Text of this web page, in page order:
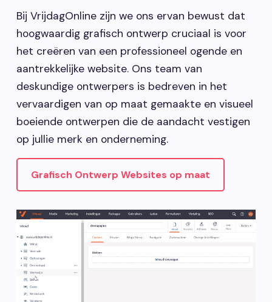
Bij VrijdagOnline zijn we ons ervan bewust dat
hoogwaardig grafisch ontwerp cruciaal is voor
het creëren van een professioneel ogende en
aantrekkelijke website. Ons team van
deskundige ontwerpers is bedreven in het
vervaardigen van op maat gemaakte en visueel
boeiende ontwerpen die de aandacht vestigen
op jullie merk en onderneming.
Grafisch Ontwerp Websites op maat